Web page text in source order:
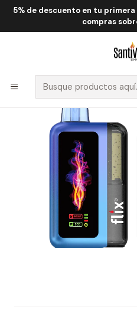
5% de descuento en tu
compras
Inicio Flix Flix
Flix Huron